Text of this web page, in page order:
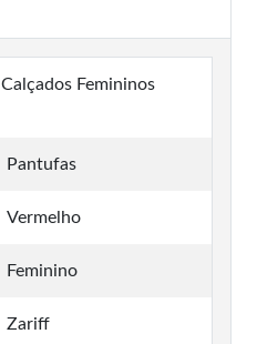
Calçados Femininos
Pantufas
Vermelho
Feminino
Zariff